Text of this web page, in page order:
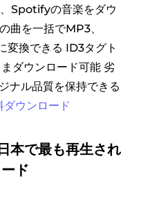
Spotifyの音楽をダウ
曲を一括でMP3、
変換できる ID3タグト
ダウンロード可能 劣
ナル品質を保持できる
ダウンロード
で最も再生され
ド